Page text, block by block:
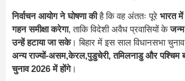
निर्वाचन आयोग ने घोषणा कीहै कि वह अंततः पूरे भारत में
गहन समीक्षा करेगा, ताकि विदेशी अवैध प्रवासियों केजन्म
उन्हें हटाया जा सके। बिहार में इस साल विधानसभा
अन्य राज्यों-असम,केरल,पुडुचेरी, तमिलनाडु और पश्चिम
चुनाव 2026 में होंगे।